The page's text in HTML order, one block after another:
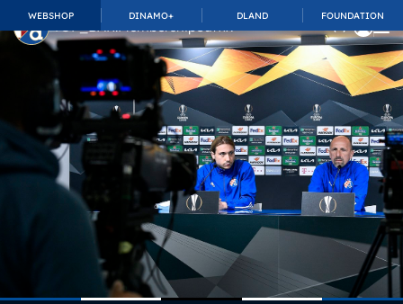
WEBSHOP DINAMO+ DLAND FOUNDATION
TOP_BAR.MembershipSuffix